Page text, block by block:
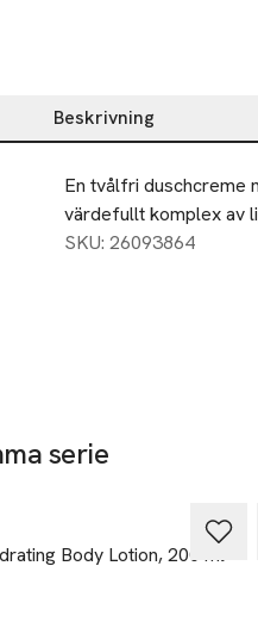
Beskrivning
Beskrivning
En tvålfri duschcreme
värdefullt komplex av
SKU: 26093864
serie
Body Lotion, 200 ml